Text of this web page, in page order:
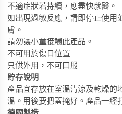
不適症狀若持續，應盡快就醫。
如出現過敏反應，請即停止使用
膚。
請勿讓小童接觸此產品。
不可用於傷口位置
只供外用，不可口服
貯存說明
產品宜存放在室溫清涼及乾燥的
溫。用後要把蓋掩好。產品一經